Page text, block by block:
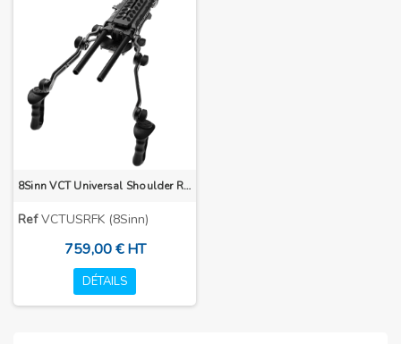
8Sinn VCT Universal Shoulder Rig Full Kit
RefVCTUSRFK (8Sinn)
759,00 € HT
DÉTAILS